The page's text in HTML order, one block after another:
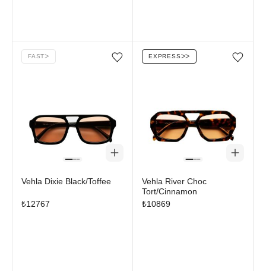
Favorilere ekle/çıkar
FASTᐳ
Vehla Dixie Black/Toffee
₺12767
Favorilere ekle/çıkar
EXPRESSᐳᐳ
Vehla River Choc
Tort/Cinnamon
₺10869